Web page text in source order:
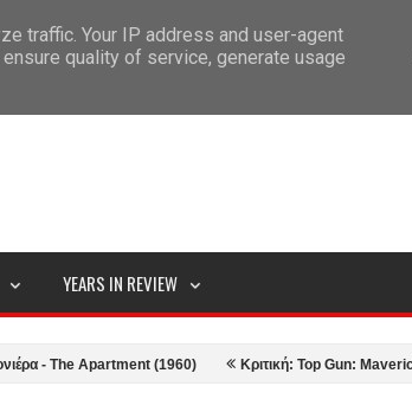
YEARS IN REVIEW
Apartment (1960) Κριτική: Top Gun: Maverick (2022)
traffic. Your IP address and user-agent
quality of service, generate usage